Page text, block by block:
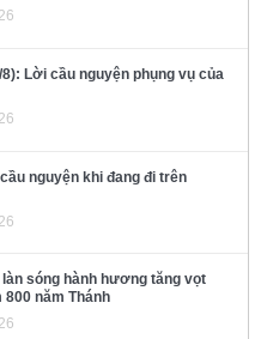
Lời cầu nguyện phụng vụ của
nguyện khi đang đi trên
sóng hành hương tăng vọt
năm Thánh